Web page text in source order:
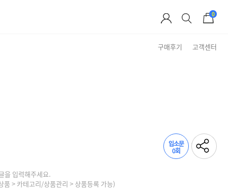
0
구매후기 고객센터
입소문
0회
을 입력해주세요.
품 > 카테고리/상품관리 > 상품등록 가능)